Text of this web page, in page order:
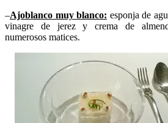
–Ajoblanco muy blanco: esponja de
vinagre de jerez y crema de
numerosos matices.